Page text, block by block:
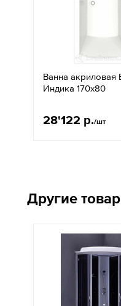
Ванна акриловая
Индика 170х80
28'122 р./шт
Другие